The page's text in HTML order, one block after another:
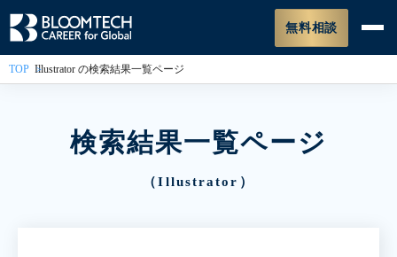
無料相談
TOP Illustrator の検索結果一覧ページ
検索結果一覧ページ
（Illustrator）